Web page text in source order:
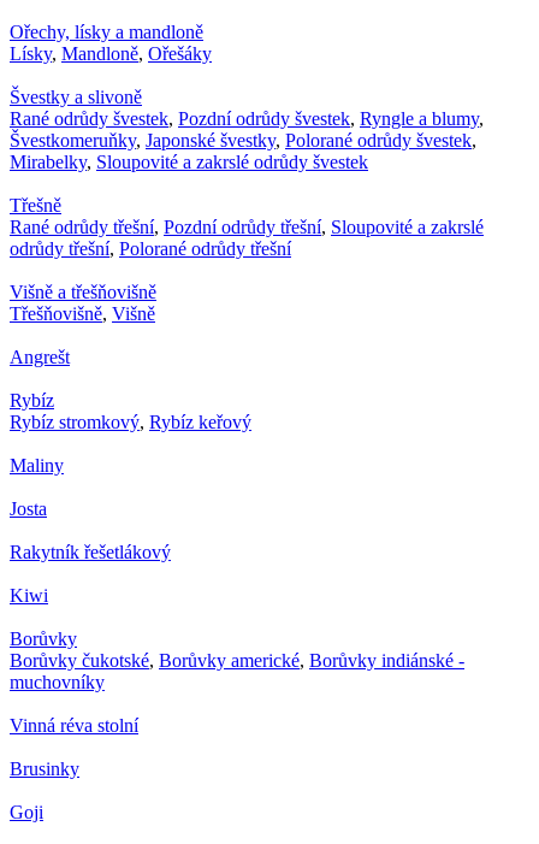
Ořechy, lísky a mandloně
Lísky, Mandloně, Ořešáky
Švestky a slivoně
Rané odrůdy švestek, Pozdní odrůdy švestek, Ryngle a blumy,
Švestkomeruňky, Japonské švestky, Polorané odrůdy švestek,
Mirabelky, Sloupovité a zakrslé odrůdy švestek
Třešně
Rané odrůdy třešní, Pozdní odrůdy třešní, Sloupovité a zakrslé
odrůdy třešní, Polorané odrůdy třešní
Višně a třešňovišně
Třešňovišně, Višně
Angrešt
Rybíz
Rybíz stromkový, Rybíz keřový
Maliny
Josta
Rakytník řešetlákový
Kiwi
Borůvky
Borůvky čukotské, Borůvky americké, Borůvky indiánské -
muchovníky
Vinná réva stolní
Brusinky
Goji